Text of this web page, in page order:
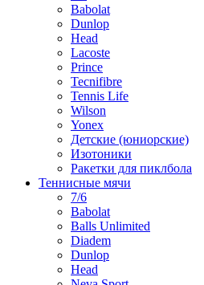
Babolat
Dunlop
Head
Lacoste
Prince
Tecnifibre
Tennis Life
Wilson
Yonex
Детские (юниорские)
Изотоники
Ракетки для пиклбола
Теннисные мячи
7/6
Babolat
Balls Unlimited
Diadem
Dunlop
Head